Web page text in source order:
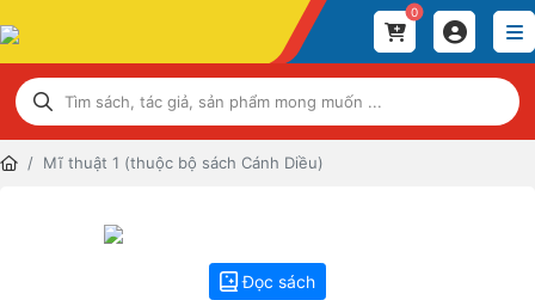
0
Mĩ thuật 1 (thuộc bộ sách Cánh Diều)
Đọc sách